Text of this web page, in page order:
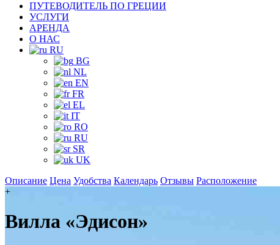
ПУТЕВОДИТЕЛЬ ПО ГРЕЦИИ
УСЛУГИ
АРЕНДА
О НАС
RU
BG
NL
EN
FR
EL
IT
RO
RU
SR
UK
Описание Цена Удобства Календарь Отзывы Расположение
+
Вилла «Эдисон»